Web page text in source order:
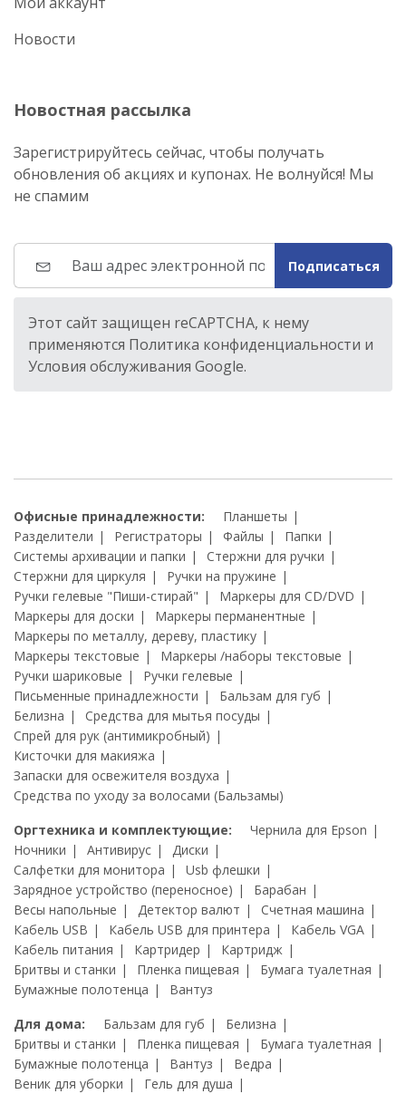
Новости
Новостная рассылка
Зарегистрируйтесь сейчас, чтобы получать
обновления об акциях и купонах. Не волнуйся! Мы
не спамим
Подписаться
Этот сайт защищен reCAPTCHA, к нему
применяются Политика конфиденциальности и
Условия обслуживания Google.
Офисные принадлежности:
Планшеты
Разделители
Регистраторы Файлы
Папки
Системы архивации и папки
Стержни для ручки
Стержни для циркуля
Ручки на пружине
Ручки гелевые "Пиши-стирай"
Маркеры для CD/DVD
Маркеры для доски
Маркеры перманентные
Маркеры по металлу, дереву, пластику
Маркеры текстовые
Маркеры /наборы текстовые
Ручки шариковые
Ручки гелевые
Письменные принадлежности
Бальзам для губ
Белизна
Средства для мытья посуды
Спрей для рук (антимикробный)
Кисточки для макияжа
Запаски для освежителя воздуха
Средства по уходу за волосами (Бальзамы)
Оргтехника и комплектующие:
Чернила для Epson
Ночники
Антивирус
Диски
Салфетки для монитора
Usb флешки
Зарядное устройство (переносное)
Барабан
Весы напольные
Детектор валют
Счетная машина
Кабель USB
Кабель USB для принтера
Кабель VGA
Кабель питания
Картридер
Картридж
Бритвы и станки
Пленка пищевая
Бумага туалетная
Бумажные полотенца
Вантуз
Для дома:
Бальзам для губ
Белизна
Бритвы и станки
Пленка пищевая
Бумага туалетная
Бумажные полотенца
Вантуз
Ведра
Веник для уборки
Гель для душа